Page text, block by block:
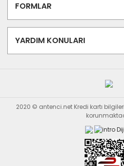
FORMLAR
YARDIM KONULARI
2020 © antenci.net Kredi kartı